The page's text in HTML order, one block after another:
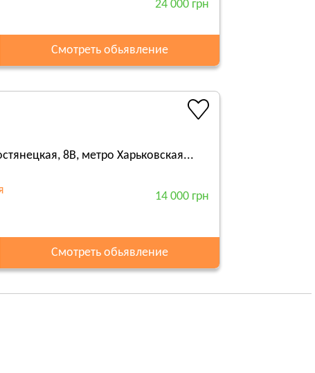
24 000 грн
Смотреть обьявление
8В, метро Харьковская...
14 000 грн
Смотреть обьявление